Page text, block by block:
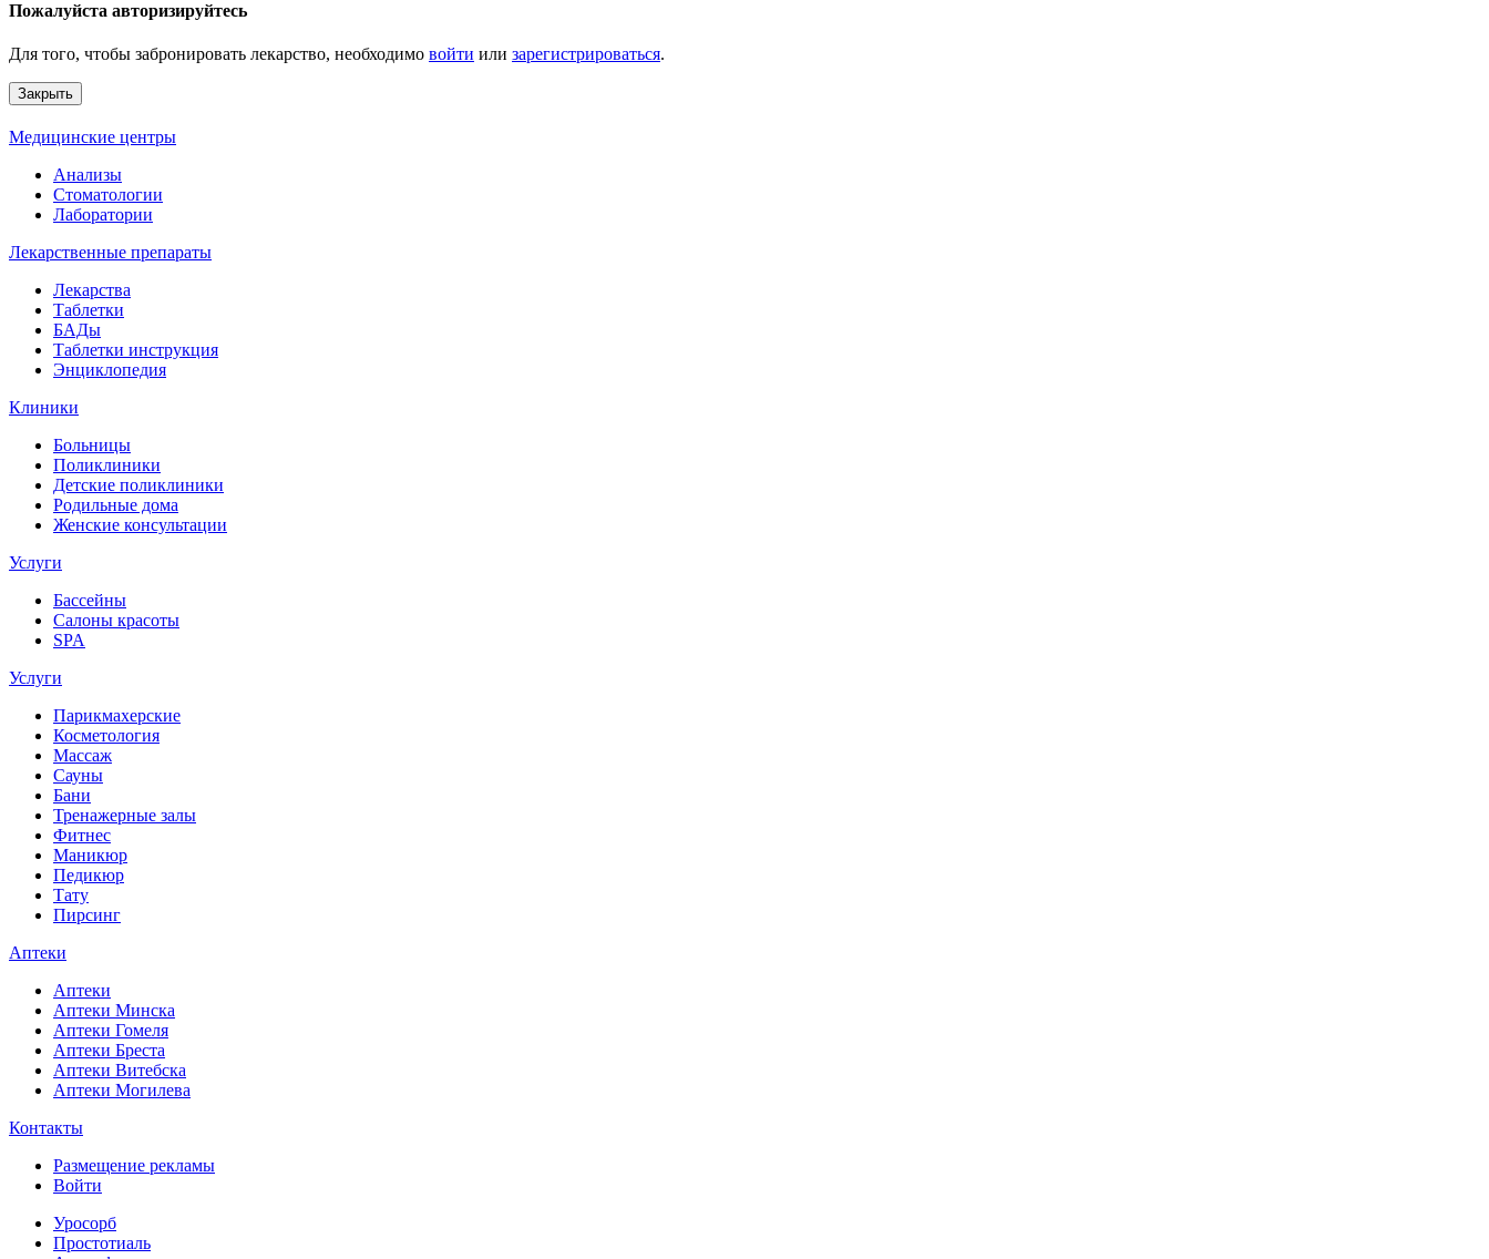
Пожалуйста авторизируйтесь
Для того, чтобы забронировать лекарство, необходимо войти или зарегистрироваться.
Закрыть
Медицинские центры
Анализы
Стоматологии
Лаборатории
Лекарственные препараты
Лекарства
Таблетки
БАДы
Таблетки инструкция
Энциклопедия
Клиники
Больницы
Поликлиники
Детские поликлиники
Родильные дома
Женские консультации
Услуги
Бассейны
Салоны красоты
SPA
Услуги
Парикмахерские
Косметология
Массаж
Сауны
Бани
Тренажерные залы
Фитнес
Маникюр
Педикюр
Тату
Пирсинг
Аптеки
Аптеки
Аптеки Минска
Аптеки Гомеля
Аптеки Бреста
Аптеки Витебска
Аптеки Могилева
Контакты
Размещение рекламы
Войти
Уросорб
Простотиаль